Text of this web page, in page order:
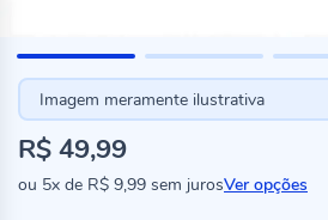
Imagem meramente ilustrativa
R$ 49,99
ou 5x de R$ 9,99 sem jurosVer opções